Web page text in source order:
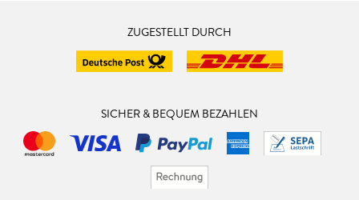
ZUGESTELLT DURCH
SICHER & BEQUEM BEZAHLEN